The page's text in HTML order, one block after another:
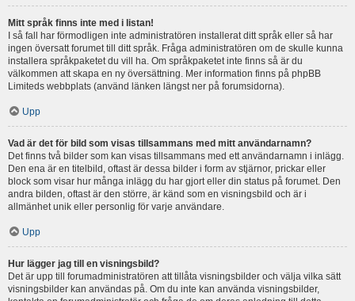
Mitt språk finns inte med i listan!
I så fall har förmodligen inte administratören installerat ditt språk eller så har
ingen översatt forumet till ditt språk. Fråga administratören om de skulle kunna
installera språkpaketet du vill ha. Om språkpaketet inte finns så är du
välkommen att skapa en ny översättning. Mer information finns på phpBB
Limiteds webbplats (använd länken längst ner på forumsidorna).
Upp
Vad är det för bild som visas tillsammans med mitt användarnamn?
Det finns två bilder som kan visas tillsammans med ett användarnamn i inlägg.
Den ena är en titelbild, oftast är dessa bilder i form av stjärnor, prickar eller
block som visar hur många inlägg du har gjort eller din status på forumet. Den
andra bilden, oftast är den större, är känd som en visningsbild och är i
allmänhet unik eller personlig för varje användare.
Upp
Hur lägger jag till en visningsbild?
Det är upp till forumadministratören att tillåta visningsbilder och välja vilka sätt
visningsbilder kan användas på. Om du inte kan använda visningsbilder,